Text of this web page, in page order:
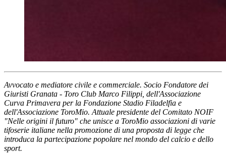
Avvocato e mediatore civile e commerciale. Socio Fondatore dei
Giuristi Granata - Toro Club Marco Filippi, dell'Associazione
Curva Primavera per la Fondazione Stadio Filadelfia e
dell'Associazione ToroMio. Attuale presidente del Comitato NOIF
"Nelle origini il futuro" che unisce a ToroMio associazioni di varie
tifoserie italiane nella promozione di una proposta di legge che
introduca la partecipazione popolare nel mondo del calcio e dello
sport.